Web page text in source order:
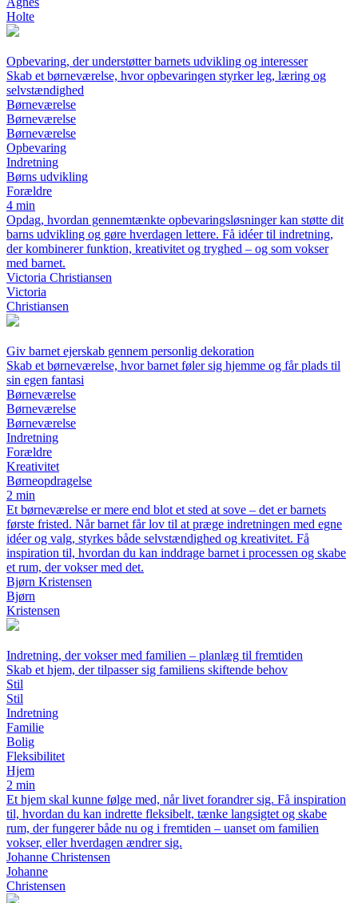
Holte
Opbevaring, der understøtter barnets udvikling og interesser
Skab et børneværelse, hvor opbevaringen styrker leg, læring og
selvstændighed
Børneværelse
Børneværelse
Børneværelse
Opbevaring
Indretning
Børns udvikling
Forældre
4 min
Opdag, hvordan gennemtænkte opbevaringsløsninger kan støtte dit
barns udvikling og gøre hverdagen lettere. Få idéer til indretning,
der kombinerer funktion, kreativitet og tryghed – og som vokser
med barnet.
Victoria Christiansen
Victoria
Christiansen
Giv barnet ejerskab gennem personlig dekoration
Skab et børneværelse, hvor barnet føler sig hjemme og får plads til
sin egen fantasi
Børneværelse
Børneværelse
Børneværelse
Indretning
Forældre
Kreativitet
Børneopdragelse
2 min
Et børneværelse er mere end blot et sted at sove – det er barnets
første fristed. Når barnet får lov til at præge indretningen med egne
idéer og valg, styrkes både selvstændighed og kreativitet. Få
inspiration til, hvordan du kan inddrage barnet i processen og skabe
et rum, der vokser med det.
Bjørn Kristensen
Bjørn
Kristensen
Indretning, der vokser med familien – planlæg til fremtiden
Skab et hjem, der tilpasser sig familiens skiftende behov
Stil
Stil
Indretning
Familie
Bolig
Fleksibilitet
Hjem
2 min
Et hjem skal kunne følge med, når livet forandrer sig. Få inspiration
til, hvordan du kan indrette fleksibelt, tænke langsigtet og skabe
rum, der fungerer både nu og i fremtiden – uanset om familien
vokser, eller hverdagen ændrer sig.
Johanne Christensen
Johanne
Christensen